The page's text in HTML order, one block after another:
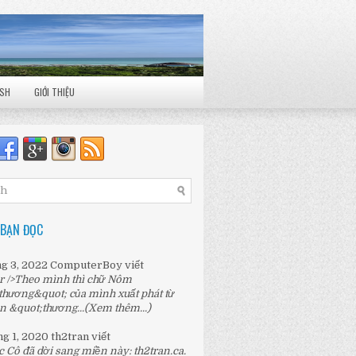
GIỚI THIỆU
ĐỌC
3, 2022 ComputerBoy viết
/>Theo mình thì chữ Nôm
của mình xuất phát từ
&quot;thương...(Xem thêm...)
1, 2020 th2tran viết
Cô đã dời sang miền này: th2tran.ca.